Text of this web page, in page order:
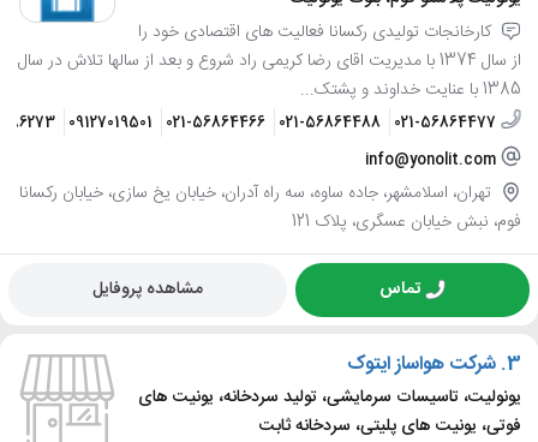
کارخانجات تولیدی رکسانا فعالیت های اقتصادی خود را
از سال 1374 با مدیریت اقای رضا کریمی راد شروع و بعد از سالها تلاش در سال
1385 با عنایت خداوند و پشتک...
021-56864477
021-56864488
021-56864466
09127019501
info@yonolit.com
تهران، اسلامشهر، جاده ساوه، سه راه آدران، خیابان یخ سازی، خیابان رکسانا
فوم، نبش خیابان عسگری، پلاک 121
تماس مشاهده پروفایل
3. شرکت هواساز ایتوک
یونولیت، تاسیسات سرمایشی، تولید سردخانه، یونیت های
فوتی، یونیت های پلیتی، سردخانه ثابت